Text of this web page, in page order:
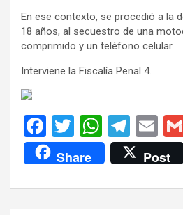
En ese contexto, se procedió a la
18 años, al secuestro de una
comprimido y un teléfono celular.
Interviene la Fiscalía Penal 4.
F
a
ce
b
T
wi
tt
er
W
h
at
s
T
el
e
gr
E
m
ail
Share Post